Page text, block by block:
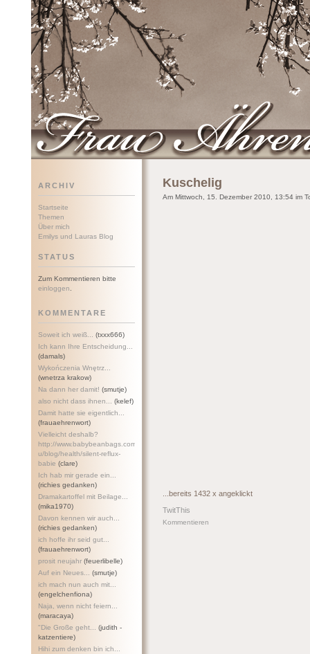
ARCHIV
Startseite
Themen
Über mich
Emilys und Lauras Blog
STATUS
Zum Kommentieren bitte
einloggen
KOMMENTARE
Soweit ich weiß...
(txxx666)
Ich kann Ihre Entscheidung...
(damals)
Wykończenia Wnętrz...
(wnetrza krakow)
Na dann her damit! (smutje)
also nicht dass ihnen...
(kelef)
Damit hatte sie eigentlich...
(frauaehrenwort)
Vielleicht deshalb?
http://www.babybeanbags.com.a
u/blog/health/silent-reflux-
babie (clare)
Ich hab mir gerade ein...
(richies gedanken)
Dramakartoffel mit Beilage...
(mika1970)
Davon kennen wir auch...
(richies gedanken)
ich hoffe ihr seid gut...
(frauaehrenwort)
prosit neujahr (feuerlibelle)
Auf ein Neues...
(smutje)
ich mach nun auch mit...
(engelchenfiona)
Naja, wenn nicht feiern...
(maracaya)
"Die Große geht...
(judith -
katzentiere)
Hihi zum denken bin ich...
Kuschelig
Am Mittwoch, 15. Dezember 2010, 13:54 im
...bereits 1432 x angeklickt
TwitThis
Kommentieren